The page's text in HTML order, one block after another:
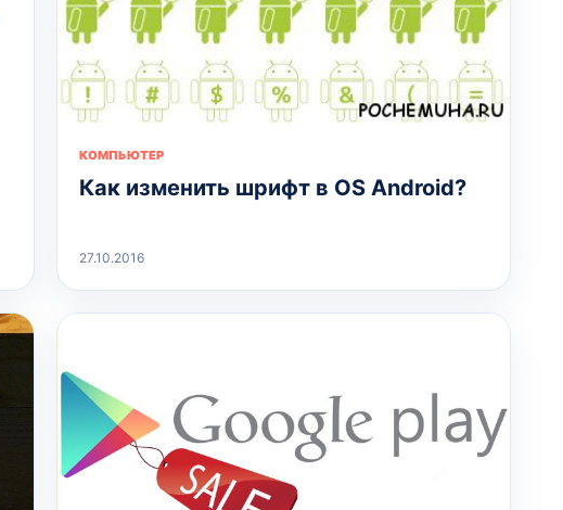
КОМПЬЮТЕР
Как изменить шрифт в OS Android?
27.10.2016